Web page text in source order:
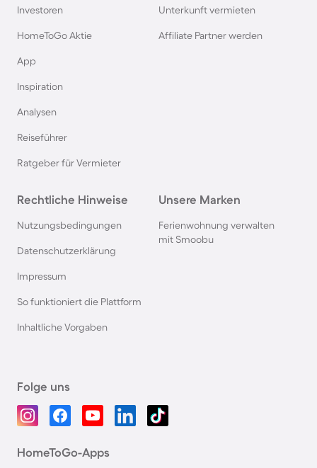
Investoren
HomeToGo Aktie
App
Inspiration
Analysen
Reiseführer
Ratgeber für Vermieter
Unterkunft vermieten
Affiliate Partner werden
Rechtliche Hinweise
Nutzungsbedingungen
Datenschutzerklärung
Impressum
So funktioniert die Plattform
Inhaltliche Vorgaben
Unsere Marken
Ferienwohnung verwalten
mit Smoobu
Folge uns
HomeToGo-Apps